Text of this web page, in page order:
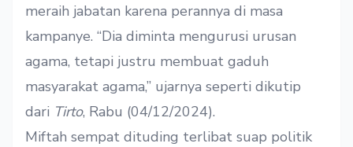
meraih jabatan karena perannya di masa
kampanye. “Dia diminta mengurusi urusan
agama, tetapi justru membuat gaduh
masyarakat agama,” ujarnya seperti dikutip
dari Tirto, Rabu (04/12/2024).
Miftah sempat dituding terlibat suap politik